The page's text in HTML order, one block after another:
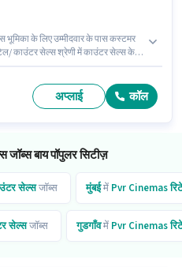
भूमिका के लिए उम्मीदवार के पास कस्टमर
काउंटर सेल्स श्रेणी में काउंटर सेल्स के
अप्लाई कॉल
बाय पॉपुलर सिटीज़
सेल्सजॉब्स मुंबईमें Pvr Cinemas
सेल्सजॉब्स गुडगाँवमें Pvr Cinemas